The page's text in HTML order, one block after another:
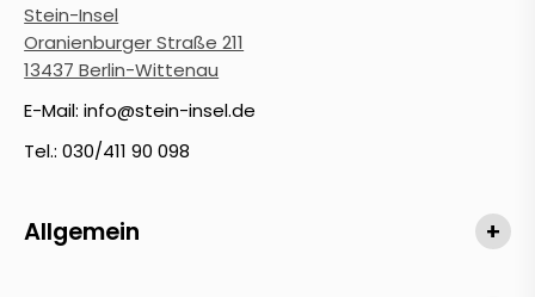
Stein-Insel
Oranienburger Straße 211
13437 Berlin-Wittenau
E-Mail: info@stein-insel.de
Tel.: 030/411 90 098
Allgemein +